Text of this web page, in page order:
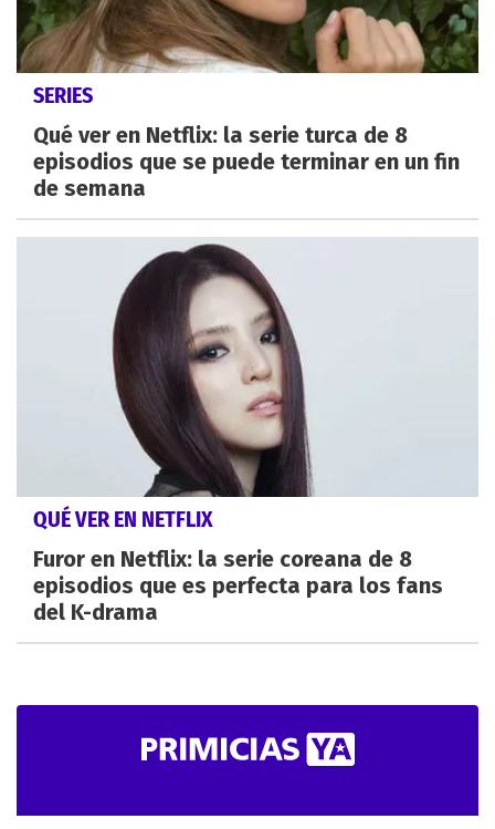
SERIES
Qué ver en Netflix: la serie turca de 8
episodios que se puede terminar en un fin
de semana
QUÉ VER EN NETFLIX
Furor en Netflix: la serie coreana de 8
episodios que es perfecta para los fans
del K-drama